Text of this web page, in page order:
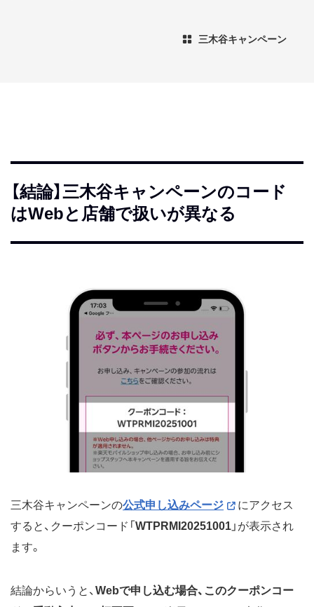
三木谷キャンペーン
【結論】三木谷キャンペーンのコード
はWebと店舗で扱いが異なる
三木谷キャンペーンの公式申し込みページ
にアクセス
すると、クーポンコード「 WTPRMI20251001 」が表示され
ます。
結論からいうと、 Webで申し込む場合、このクーポンコー